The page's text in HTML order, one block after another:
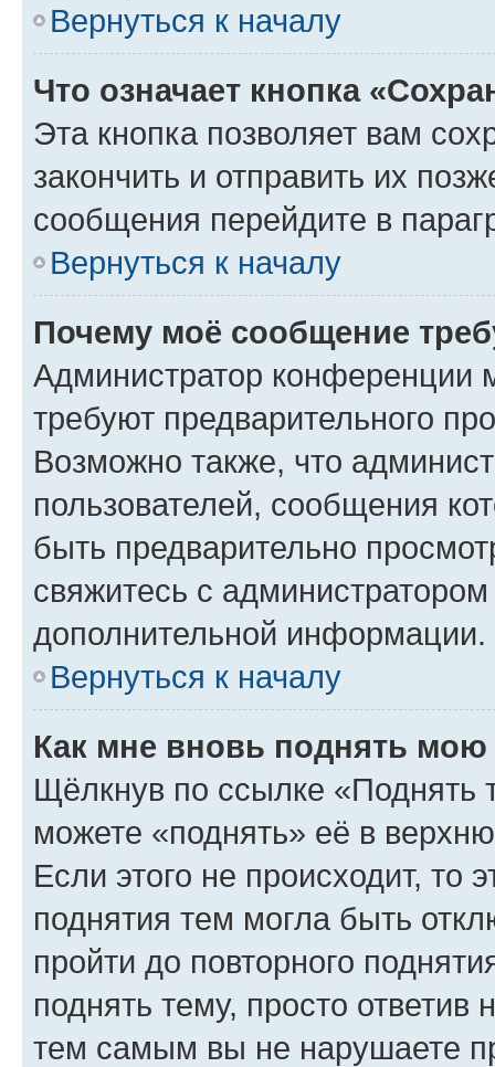
Вернуться к началу
Что означает кнопка
Эта кнопка позволяет вам
закончить и отправить их
сообщения перейдите в
Вернуться к началу
Почему моё сообщение
Администратор конференции
требуют предварительного
Возможно также, что
пользователей, сообщения
быть предварительно
свяжитесь с
дополнительной информации.
Вернуться к началу
Как мне вновь поднять мою
Щёлкнув по ссылке «Поднять
можете «поднять» её в
Если этого не происходит, то
поднятия тем могла быть
пройти до повторного
поднять тему, просто ответив
тем самым вы не нарушаете